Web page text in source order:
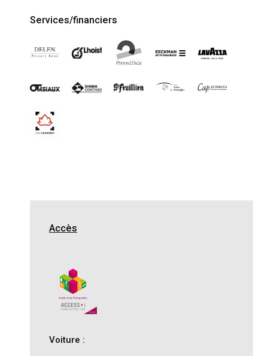
Services/financiers
Accès
Voiture :